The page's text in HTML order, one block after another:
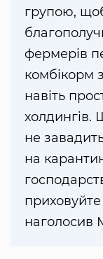
групою,
фермерів
комбікорм
навіть
холдингів.
не
на
наголосив